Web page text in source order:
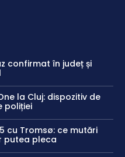
confirmat în județ și
la Cluj: dispozitiv de
poliției
cu Tromsø: ce mutări
putea pleca